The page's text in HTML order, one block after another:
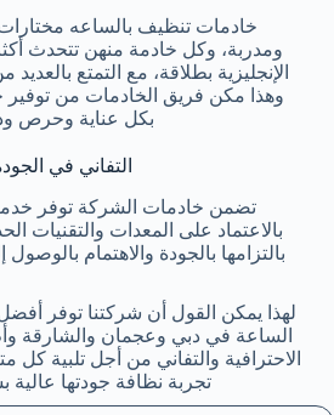
خادمات تنظيف بالساعه
ومدربة، وكل خادمة منهن تتحدث
الإنجليزية بطلاقة، مع التمتع
وهذا مكن فريق الخادمات من
بكل عناية وحرص
التفاني في
تضمن خادمات الشركة توفر
بالاعتماد على المعدات والتقنيات
بالتزامها بالجودة والاهتمام
لهذا يمكن القول أن شركتنا توفر
الساعة في دبي وعجمان والشارقة
الاحترافية والتفاني من أجل تلبية كل
تجربة نظافة جودتها